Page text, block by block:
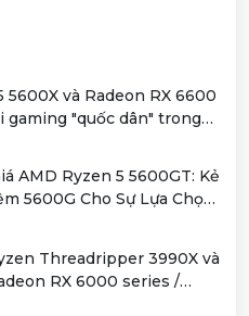
5600X và Radeon RX 6600
gaming "quốc dân" trong
AMD Ryzen 5 5600GT: Kẻ
5600G Cho Sự Lựa Chọn
Threadripper 3990X và
RX 6000 series /